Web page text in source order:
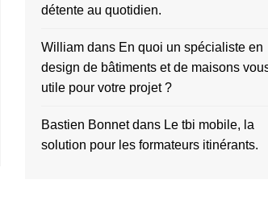
détente au quotidien.
William dans En quoi un spécialiste en
design de bâtiments et de maisons
utile pour votre projet ?
Bastien Bonnetdans Le tbi mobile, la
solution pour les formateurs itinérants.